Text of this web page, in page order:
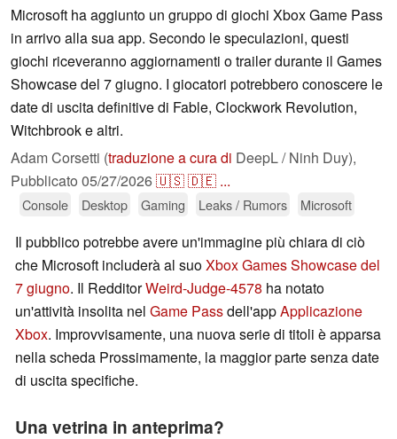
Microsoft ha aggiunto un gruppo di giochi Xbox Game Pass
in arrivo alla sua app. Secondo le speculazioni, questi
giochi riceveranno aggiornamenti o trailer durante il Games
Showcase del 7 giugno. I giocatori potrebbero conoscere le
date di uscita definitive di Fable, Clockwork Revolution,
Witchbrook e altri.
Adam Corsetti (traduzione a cura di DeepL / Ninh Duy),
Pubblicato 05/27/2026🇺🇸🇩🇪 ...
Console Desktop Gaming Leaks / Rumors Microsoft
Il pubblico potrebbe avere un'immagine più chiara di ciò
che Microsoft includerà al suoXbox Games Showcase del
7 giugno. Il RedditorWeird-Judge-4578 ha notato
un'attività insolita nel Game Passdell'appApplicazione
Xbox. Improvvisamente, una nuova serie di titoli è apparsa
nella scheda Prossimamente, la maggior parte senza date
di uscita specifiche.
Una vetrina in anteprima?